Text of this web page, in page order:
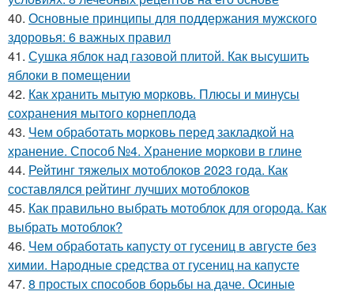
40. Основные принципы для поддержания мужского
здоровья: 6 важных правил
41. Сушка яблок над газовой плитой. Как высушить
яблоки в помещении
42. Как хранить мытую морковь. Плюсы и минусы
сохранения мытого корнеплода
43. Чем обработать морковь перед закладкой на
хранение. Способ №4. Хранение моркови в глине
44. Рейтинг тяжелых мотоблоков 2023 года. Как
составлялся рейтинг лучших мотоблоков
45. Как правильно выбрать мотоблок для огорода. Как
выбрать мотоблок?
46. Чем обработать капусту от гусениц в августе без
химии. Народные средства от гусениц на капусте
47. 8 простых способов борьбы на даче. Осиные